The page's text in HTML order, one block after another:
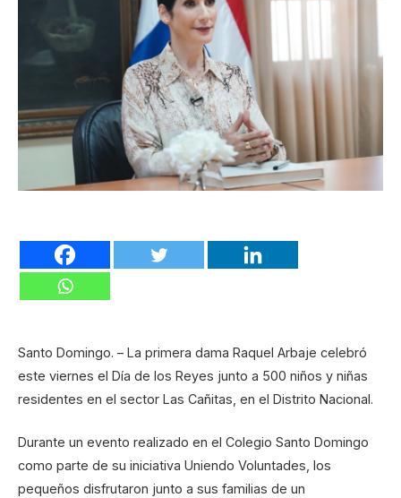
Santo Domingo. – La primera dama Raquel Arbaje celebró
este viernes el Día de los Reyes junto a 500 niños y niñas
residentes en el sector Las Cañitas, en el Distrito Nacional.
Durante un evento realizado en el Colegio Santo Domingo
como parte de su iniciativa Uniendo Voluntades, los
pequeños disfrutaron junto a sus familias de un